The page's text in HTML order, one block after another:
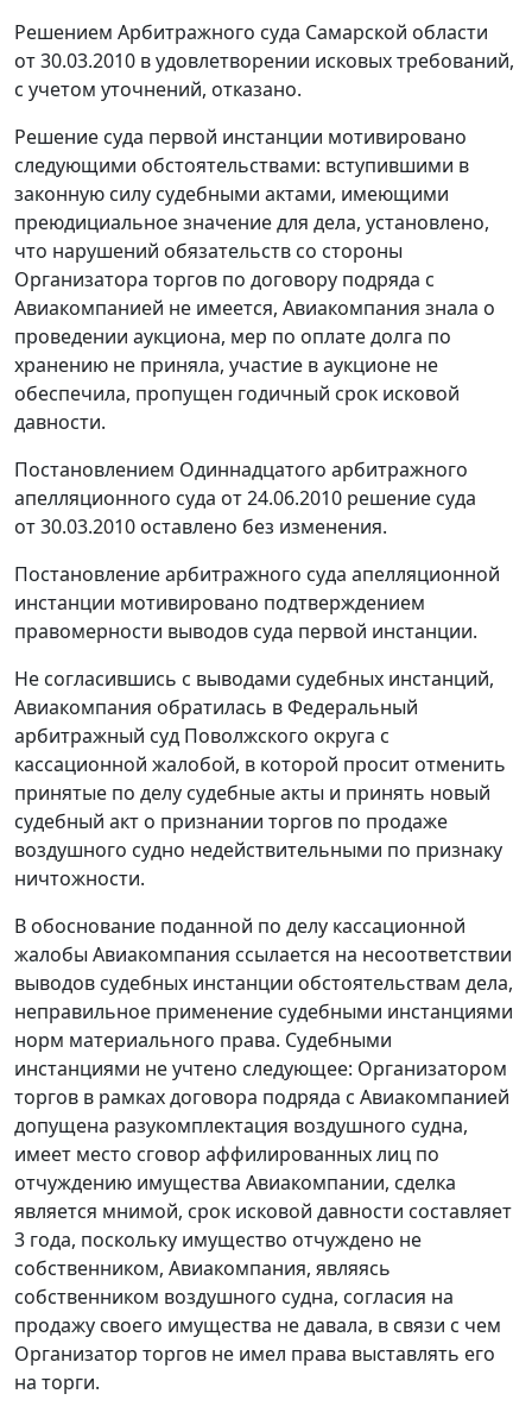
Решением Арбитражного суда Самарской области
от 30.03.2010 в удовлетворении исковых требований,
с учетом уточнений, отказано.
Решение суда первой инстанции мотивировано
следующими обстоятельствами: вступившими в
законную силу судебными актами, имеющими
преюдициальное значение для дела, установлено,
что нарушений обязательств со стороны
Организатора торгов по договору подряда с
Авиакомпанией не имеется, Авиакомпания знала о
проведении аукциона, мер по оплате долга по
хранению не приняла, участие в аукционе не
обеспечила, пропущен годичный срок исковой
давности.
Постановлением Одиннадцатого арбитражного
апелляционного суда от 24.06.2010 решение суда
от 30.03.2010 оставлено без изменения.
Постановление арбитражного суда апелляционной
инстанции мотивировано подтверждением
правомерности выводов суда первой инстанции.
Не согласившись с выводами судебных инстанций,
Авиакомпания обратилась в Федеральный
арбитражный суд Поволжского округа с
кассационной жалобой, в которой просит отменить
принятые по делу судебные акты и принять новый
судебный акт о признании торгов по продаже
воздушного судно недействительными по признаку
ничтожности.
В обоснование поданной по делу кассационной
жалобы Авиакомпания ссылается на несоответствии
выводов судебных инстанции обстоятельствам дела,
неправильное применение судебными инстанциями
норм материального права. Судебными
инстанциями не учтено следующее: Организатором
торгов в рамках договора подряда с Авиакомпанией
допущена разукомплектация воздушного судна,
имеет место сговор аффилированных лиц по
отчуждению имущества Авиакомпании, сделка
является мнимой, срок исковой давности составляет
3 года, поскольку имущество отчуждено не
собственником, Авиакомпания, являясь
собственником воздушного судна, согласия на
продажу своего имущества не давала, в связи с чем
Организатор торгов не имел права выставлять его
на торги.